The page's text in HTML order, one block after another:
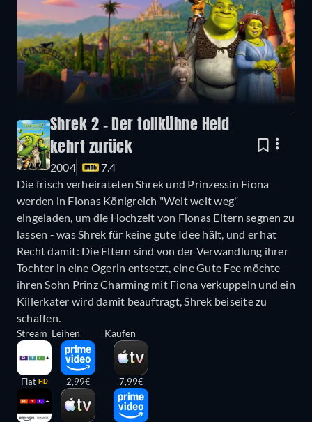
Shrek 2 - Der tollkühne Held
kehrt zurück
2004
7.4
Die frisch verheirateten Shrek und Prinzessin Fiona
werden in Fionas Königreich "Weit weit weg"
eingeladen, um die Hochzeit von Fionas Eltern segnen zu
lassen - was Shrek für keine gute Idee hält, und er hat
Recht damit: Die Eltern sind von der Verwandlung ihrer
Tochter in eine Ogerin entsetzt, eine Gute Fee möchte
ihren Sohn Prinz Charming mit Fiona verkuppeln und ein
Killerkater wird damit beauftragt, Shrek beiseite zu
schaffen.
Stream
Flat HD
Leihen
2,99€
Kaufen
7,99€